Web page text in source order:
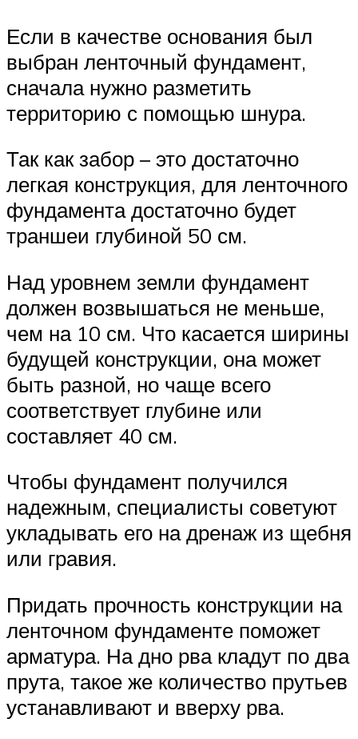
Если в качестве основания был
выбран ленточный фундамент,
сначала нужно разметить
территорию с помощью шнура.
Так как забор – это достаточно
легкая конструкция, для ленточного
фундамента достаточно будет
траншеи глубиной 50 см.
Над уровнем земли фундамент
должен возвышаться не меньше,
чем на 10 см. Что касается ширины
будущей конструкции, она может
быть разной, но чаще всего
соответствует глубине или
составляет 40 см.
Чтобы фундамент получился
надежным, специалисты советуют
укладывать его на дренаж из щебня
или гравия.
Придать прочность конструкции на
ленточном фундаменте поможет
арматура. На дно рва кладут по два
прута, такое же количество прутьев
устанавливают и вверху рва.